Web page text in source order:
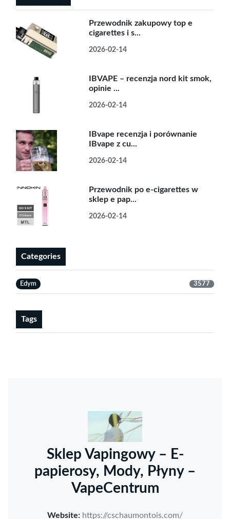
Przewodnik zakupowy top e
cigarettes i s...
2026-02-14
IBVAPE – recenzja nord kit smok,
opinie ...
2026-02-14
IBvape recenzja i porównanie
IBvape z cu...
2026-02-14
Przewodnik po e-cigarettes w
sklep e pap...
2026-02-14
Categories
Edym 3577
Tags
Sklep Vapingowy – E-
papierosy, Mody, Płyny –
VapeCentrum
Website: https://cschaumontois.com/